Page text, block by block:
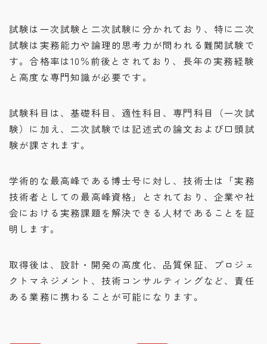
試験は一次試験と二次試験に分かれており、特に二次
試験は実務能力や論理的思考力が問われる難関試験で
す。合格率は10％前後とされており、長年の実務経験
と高度な専門知識が必要です。
試験科目は、基礎科目、適性科目、専門科目（一次試
験）に加え、二次試験では記述式の論文および口頭試
験が課されます。
学術的な最高峰である博士号に対し、技術士は「実務
技術者としての最高峰資格」とされており、企業や社
会における実務課題を解決できる人材であることを証
明します。
取得後は、設計・開発の高度化、品質保証、プロジェ
クトマネジメント、技術コンサルティングなど、責任
ある業務に携わることが可能になります。